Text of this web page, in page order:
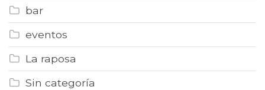
bar
eventos
La raposa
Sin categoría